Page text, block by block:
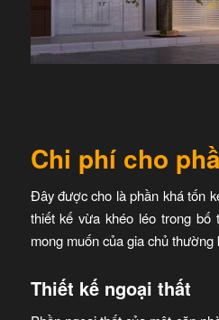
Chi phí cho
Đây được cho là phần khá tốn
thiết kế vừa khéo léo trong
mong muốn của gia chủ thường
Thiết kế ngoại thất